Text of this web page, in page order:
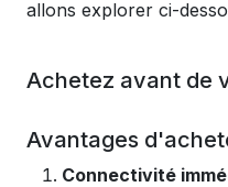
allons explorer ci-
Achetez avant de
Avantages
Connectivité